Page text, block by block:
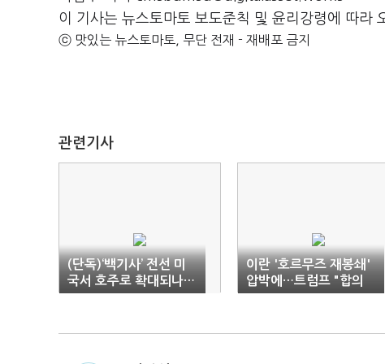
이 기사는 뉴스토마토 보도준칙 및 윤리강령에 따라
ⓒ 맛있는 뉴스토마토, 무단 전재 - 재배포 금지
관련기사
(단독)‘백기사’ 전선 미
국서 호주로 확대되나…
고려아연 글로벌 우군
이란 '호르무즈 재봉쇄'
압박에…트럼프 "합의
불발시 미국이 통행료